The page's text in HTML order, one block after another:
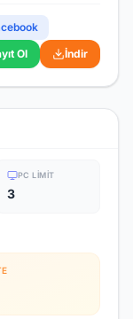
Ol İndir
PC LIMIT
3